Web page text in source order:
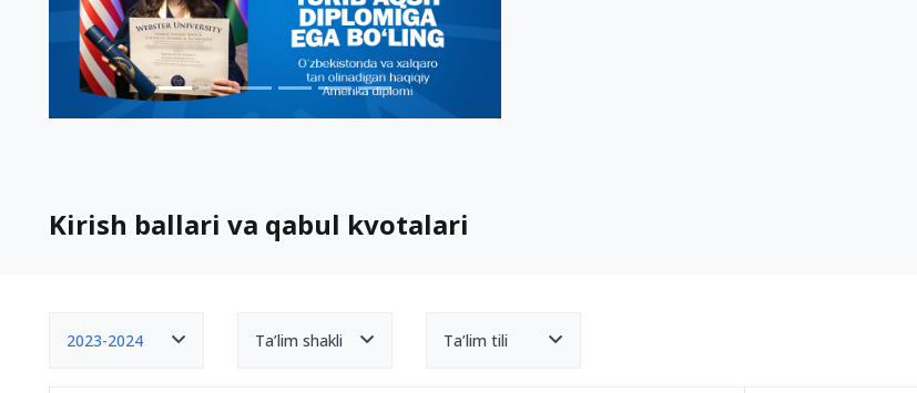
Kirish ballari va qabul kvotalari
2023-2024 Ta’lim shakli Ta’lim tili